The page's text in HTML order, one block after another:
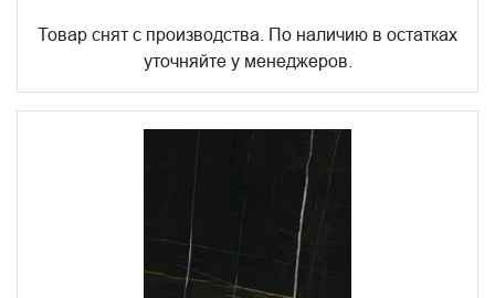
Товар снят с производства. По наличию в остатках
уточняйте у менеджеров.